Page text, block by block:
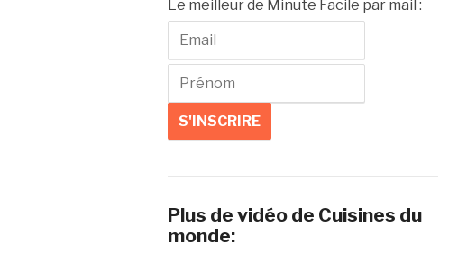
Le meilleur de Minute Facile par mail :
Plus de vidéo de Cuisines du
monde: